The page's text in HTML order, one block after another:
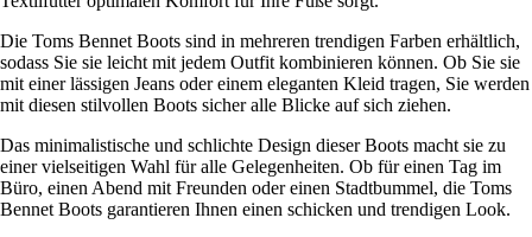
Die Toms Bennet Boots sind in mehreren trendigen Farben erhältlich,
sodass Sie sie leicht mit jedem Outfit kombinieren können. Ob Sie sie
mit einer lässigen Jeans oder einem eleganten Kleid tragen, Sie werden
mit diesen stilvollen Boots sicher alle Blicke auf sich ziehen.
Das minimalistische und schlichte Design dieser Boots macht sie zu
einer vielseitigen Wahl für alle Gelegenheiten. Ob für einen Tag im
Büro, einen Abend mit Freunden oder einen Stadtbummel, die Toms
Bennet Boots garantieren Ihnen einen schicken und trendigen Look.